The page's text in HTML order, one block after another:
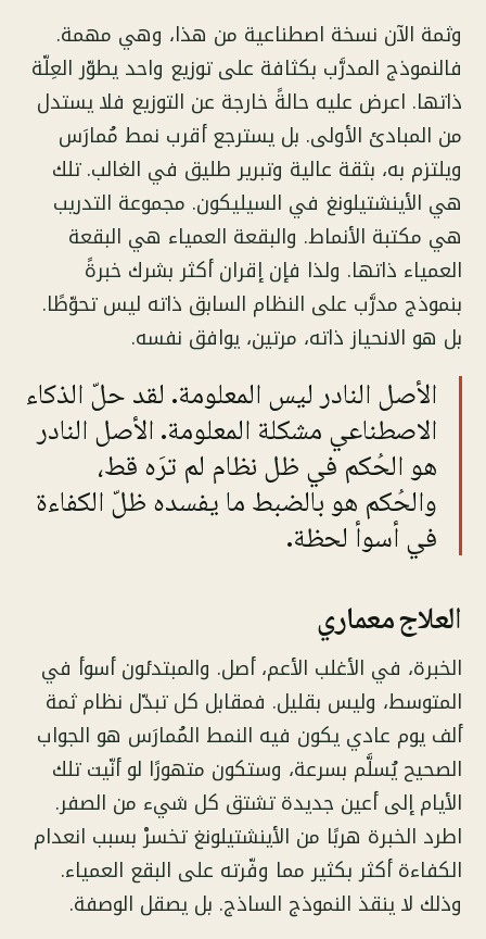
وثمة الآن نسخة اصطناعية من هذا، وهي مهمة.
فالنموذج المدرَّب بكثافة على توزيع واحد يطوّر العِلّة
ذاتها. اعرض عليه حالةً خارجة عن التوزيع فلا يستدل
من المبادئ الأولى. بل يسترجع أقرب نمط مُمارَس
ويلتزم به، بثقة عالية وتبرير طليق في الغالب. تلك
هي الأينشتيلونغ في السيليكون. مجموعة التدريب
هي مكتبة الأنماط. والبقعة العمياء هي البقعة
العمياء ذاتها. ولذا فإن إقران أكثر بشرك خبرةً
بنموذج مدرَّب على النظام السابق ذاته ليس تحوّطًا.
بل هو الانحياز ذاته، مرتين، يوافق نفسه.
الأصل النادر ليس المعلومة. لقد حلّ الذكاء
الاصطناعي مشكلة المعلومة. الأصل النادر
هو الحُكم في ظل نظام لم ترَه قط،
والحُكم هو بالضبط ما يفسده ظلّ الكفاءة
في أسوأ لحظة.
العلاج معماري
الخبرة، في الأغلب الأعم، أصل. والمبتدئون أسوأ في
المتوسط، وليس بقليل. فمقابل كل تبدّل نظام ثمة
ألف يوم عادي يكون فيه النمط المُمارَس هو الجواب
الصحيح يُسلَّم بسرعة، وستكون متهورًا لو أنّيت تلك
الأيام إلى أعين جديدة تشتق كل شيء من الصفر.
اطرد الخبرة هربًا من الأينشتيلونغ تخسرْ بسبب انعدام
الكفاءة أكثر بكثير مما وفّرته على البقع العمياء.
وذلك لا ينقذ النموذج الساذج. بل يصقل الوصفة.